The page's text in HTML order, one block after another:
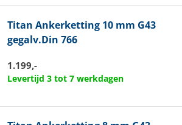
Titan Ankerketting 10 mm G43
gegalv.Din 766
1.199,-
Levertijd 3 tot 7 werkdagen